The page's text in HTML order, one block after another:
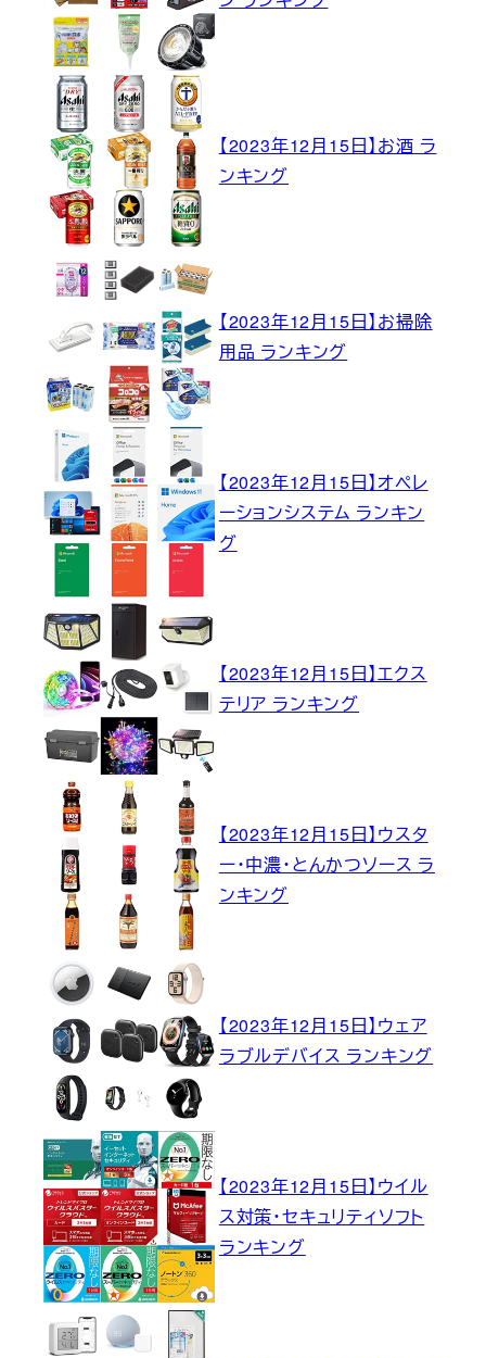
【2023年12月15日】お酒 ラ
ンキング
【2023年12月15日】お掃除
用品 ランキング
【2023年12月15日】オペレ
ーションシステム ランキン
グ
【2023年12月15日】エクス
テリア ランキング
【2023年12月15日】ウスタ
ー・中濃・とんかつソース ラ
ンキング
【2023年12月15日】ウェア
ラブルデバイス ランキング
【2023年12月15日】ウイル
ス対策・セキュリティソフト
ランキング